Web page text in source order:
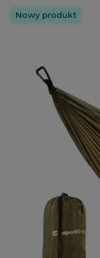
Nowy produkt